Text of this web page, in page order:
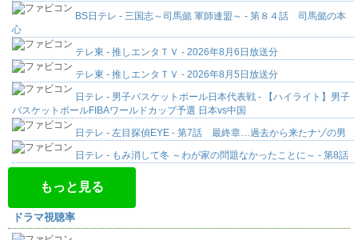
BS日テレ - 三国志～司馬懿 軍師連盟～ - 第８４話 司馬懿の本
心
テレ東 - 推しエンタＴＶ - 2026年8月6日放送分
テレ東 - 推しエンタＴＶ - 2026年8月5日放送分
日テレ - 男子バスケットボール日本代表戦 - 【ハイライト】男子
バスケットボールFIBAワールドカップ予選 日本vs中国
日テレ - 左目探偵EYE - 第7話 最終章…過去から来たナゾの男
日テレ - もみ消して冬 ～わが家の問題なかったことに～ - 第8話
もっと見る
ドラマ視聴率